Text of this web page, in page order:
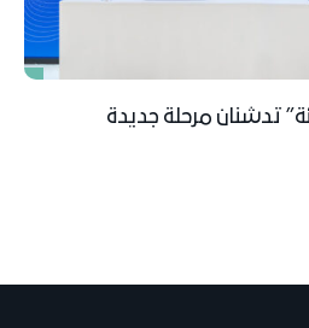
تدشنان مرحلة جديدة